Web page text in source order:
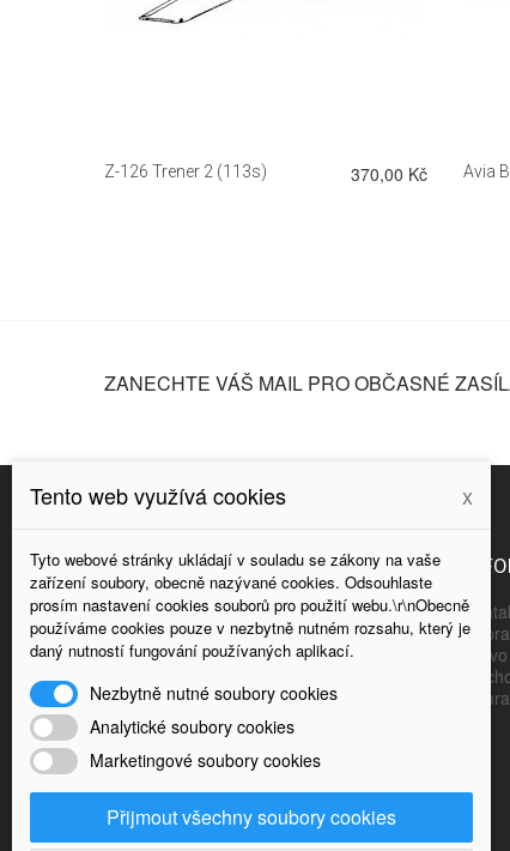
Z-126 Trener 2 (113s) 370,00 Kč Avia
ZANECHTE VÁŠ MAIL PRO OBČASNÉ
NAPIŠTE NÁM
POZOR - NOVÁ ADRESA: OLŠANSKÁ 3,
PRAHA 3 ...JEDNA ZASTÁVKA TRAMVAJÍ
ESHOP@RCREVUE.CZ
Tento web využívá cookies x
Tyto webové stránky ukládají v souladu se zákony na vaše
zařízení soubory, obecně nazývané cookies. Odsouhlaste
prosím nastavení cookies souborů pro použití webu.\r\nObecně
používáme cookies pouze v nezbytně nutném rozsahu, který je
daný nutností fungování používaných aplikací.
Nezbytně nutné soubory cookies
Analytické soubory cookies
Marketingové soubory cookies
Přijmout všechny soubory cookies